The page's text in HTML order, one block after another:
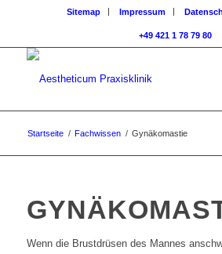
Sitemap Impressum
+49 421 1 78 79 80
Startseite / Fachwissen / Gynäkomastie
Wenn die Brustdrüsen des Mannes